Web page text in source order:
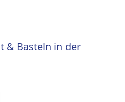
& Basteln in der